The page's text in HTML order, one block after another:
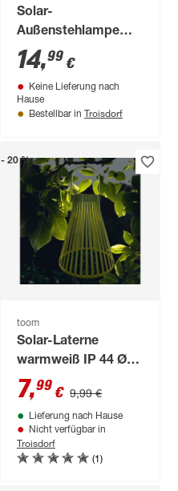
Solar-
Außenstehlampe
warmweiß IP 44 Ø
11 x 30 cm
14,99 €
Keine Lieferung nach
Hause
Bestellbar in Troisdorf
- 20 %
toom
Solar-Laterne
warmweiß IP 44 Ø
15 x 26 cm
7,99 € 9,99 €
Lieferung nach Hause
Nicht verfügbar in
Troisdorf
(1)